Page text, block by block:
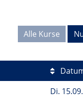
Alle Kurse
Di.